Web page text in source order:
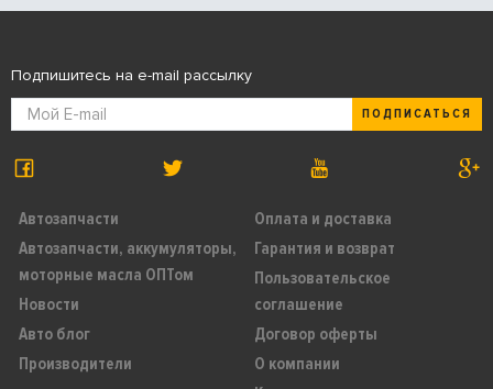
Автозапчасти
Автозапчасти, аккумуляторы,
моторные масла ОПТом
Новости
Авто блог
Производители
Оплата и доставка
Гарантия и возврат
Пользовательское
соглашение
Договор оферты
О компании
Подпишитесь на e-mail рассылку
ПОДПИСАТЬСЯ